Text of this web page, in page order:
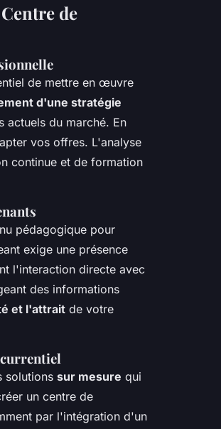
de
de mettre en œuvre
d'une stratégie
actuels du marché. En
vos offres. L'analyse
continue et de formation
pédagogique pour
exige une présence
l'interaction directe avec
des informations
et l'attrait de votre
solutions sur mesure qui
un centre de
par l'intégration d'un